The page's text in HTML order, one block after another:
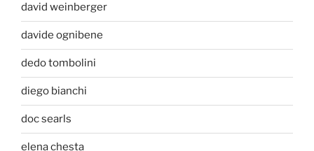
david weinberger
davide ognibene
dedo tombolini
diego bianchi
doc searls
elena chesta